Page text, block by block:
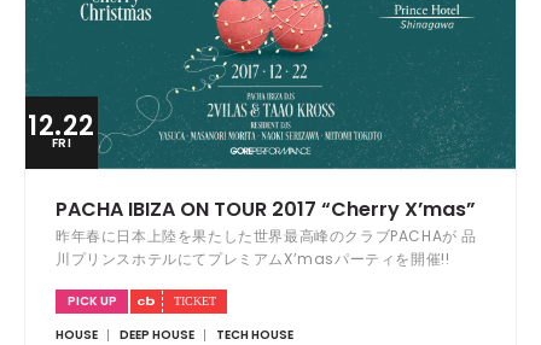
12.22
FRI
PACHA IBIZA ON TOUR 2017 “Cherry X’mas”
昨年春に日本上陸を果たした世界最高峰のクラブPACHAが 品
川プリンスホテルにてプレミアムX’masパーティを開催!!
PICK UP
HOUSE
DEEP HOUSE TECH HOUSE